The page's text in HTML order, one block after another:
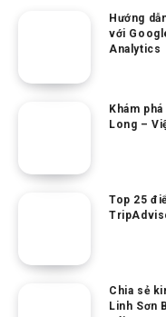
Hướng
với
Analytics
Khám
Long –
Top 25
Chia sẻ
Linh Sơn